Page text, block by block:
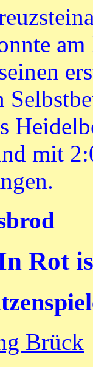
mit
Rot
Brück